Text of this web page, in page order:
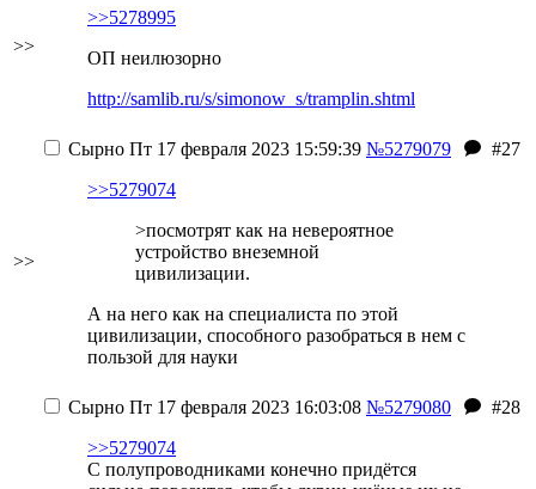
>>
>>5278995
ОП неилюзорно
http://samlib.ru/s/simonow_s/tramplin.shtml
>>
Сырно Пт 17 февраля 2023 15:59:39 №5279079
#27
>>5279074
>посмотрят как на невероятное
устройство внеземной
цивилизации.
А на него как на специалиста по этой
цивилизации, способного разобраться в нем с
пользой для науки
Сырно Пт 17 февраля 2023 16:03:08 №5279080
#28
>>5279074
С полупроводниками конечно придётся